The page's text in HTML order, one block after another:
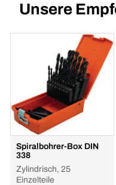
Unsere
Spiralbohrer-Box DIN
338
Zylindrisch, 25
Einzelteile